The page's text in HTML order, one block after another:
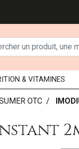
& VITAMINES
OTC